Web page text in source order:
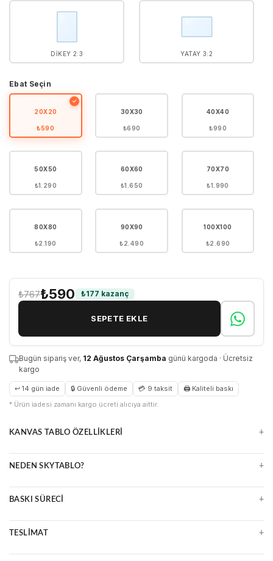
DIKEY 2:3 YATAY 3:2
Ebat Seçin
20X20
₺590
✓
30X30
₺690
40X40
₺990
50X50
₺1.290
60X60
₺1.650
70X70
₺1.990
80X80
₺2.190
90X90
₺2.490
100X100
₺2.690
₺767₺590 ₺177 kazanç
SEPETE EKLE
Bugün sipariş ver, 12 Ağustos Çarşamba günü kargoda · Ücretsiz
kargo
↩ 14 gün iade 🔒 Güvenli ödeme 💳 9 taksit
🖨 Kaliteli baskı
* Ürün iadesi zamanı kargo ücreti alıcıya aittir.
KANVAS TABLO ÖZELLIKLERI +
Çerçeveli veya çerçevesiz seçenekler
Uzun ömürlü ve kolay temizlenir
NEDEN SKYTABLO? +
Ücretsiz kargo, güvenli paketleme
14 gün kolay iade
BASKI SÜRECI +
Çizilmeye karşı dirençli yüzey
TESLIMAT +